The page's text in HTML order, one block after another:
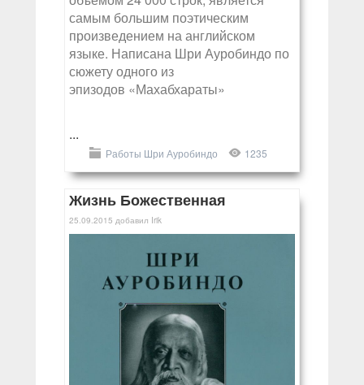
самым большим поэтическим
произведением на английском
языке. Написана Шри Ауробиндо по
сюжету одного из
эпизодов «Махабхараты»
...
Работы Шри Ауробиндо 1235
Жизнь Божественная
25.09.2015 добавил Irik